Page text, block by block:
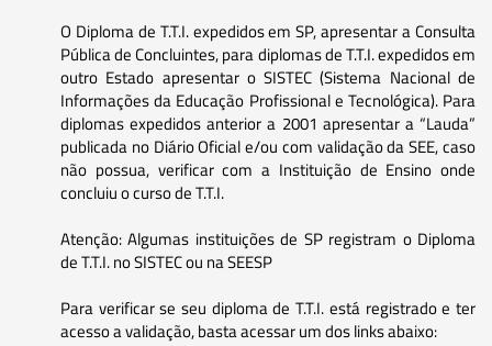
O Diploma de T.T.I. expedidos em SP, apresentar a Consulta
Pública de Concluintes, para diplomas de T.T.I. expedidos em
outro Estado apresentar o SISTEC (Sistema Nacional de
Informações da Educação Profissional e Tecnológica). Para
diplomas expedidos anterior a 2001 apresentar a “Lauda”
publicada no Diário Oficial e/ou com validação da SEE, caso
não possua, verificar com a Instituição de Ensino onde
concluiu o curso de T.T.I.
Atenção: Algumas instituições de SP registram o Diploma
de T.T.I. no SISTEC ou na SEESP
Para verificar se seu diploma de T.T.I. está registrado e ter
acesso a validação, basta acessar um dos links abaixo: